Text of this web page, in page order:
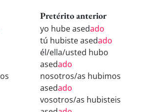
Pretérito anterior
yo hube asedado
tú hubiste asedado
él/ella/usted hubo
asedado
nosotros/as hubimos
asedado
vosotros/as hubisteis